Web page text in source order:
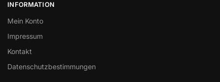
INFORMATION
Mein Konto
Impressum
Kontakt
Datenschutzbestimmungen